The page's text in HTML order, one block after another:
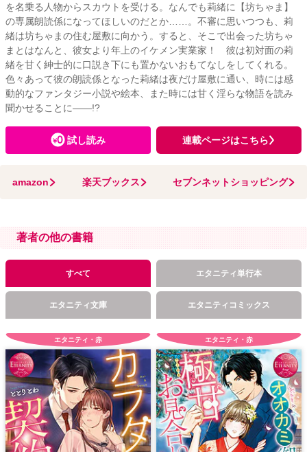
を名乗る人物からスカウトを受ける。なんでも莉緒に【坊ちゃま】
の専属朗読係になってほしいのだとか……。不審に思いつつも、莉
緒は坊ちゃまの住む屋敷に向かう。すると、そこで出会った坊ちゃ
まとはなんと、彼女より年上のイケメン実業家！ 彼は初対面の莉
緒を甘く紳士的に口説き下にも置かないおもてなしをしてくれる。
色々あって彼の朗読係となった莉緒は夜だけ屋敷に通い、時には感
動的なファンタジー小説や絵本、また時には甘く淫らな物語を読み
聞かせることに――!?
試し読み 連載ページはこちら
amazon 楽天ブックス セブンネットショッピング
著者の他の書籍
すべて エタニティ単行本
エタニティ文庫 エタニティコミックス
エタニティ・赤 エタニティ・赤